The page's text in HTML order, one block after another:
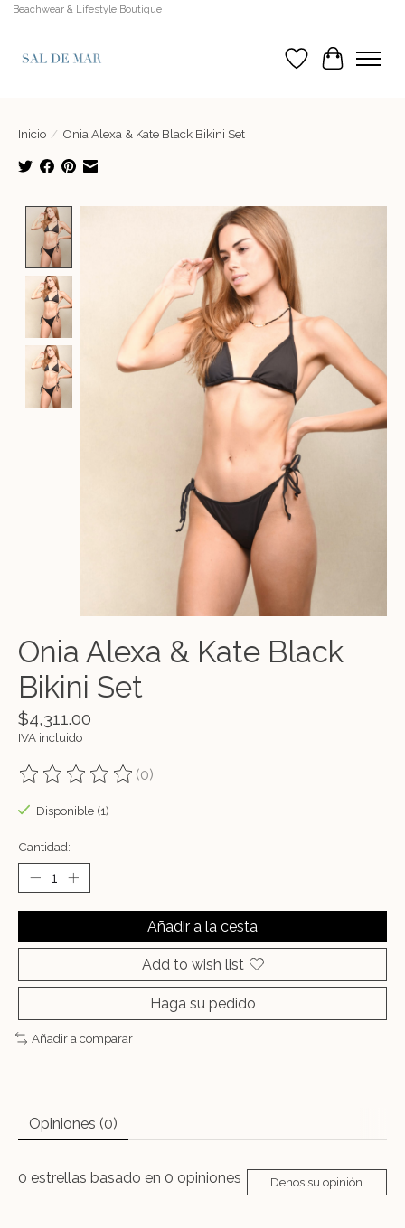
Beachwear & Lifestyle Boutique
Lista de deseos
Cesta
Inicio / Onia Alexa & Kate Black Bikini Set
Product image slideshow Items
Onia Alexa & Kate Black
Bikini Set
$4,311.00
IVA incluido
The rating of this product is
(0)
Disponible (1)
Cantidad:
Añadir a la cesta
Add to wish list
Haga su pedido
Añadir a comparar
Opiniones (0)
0 estrellas basado en 0 opiniones Denos su opinión